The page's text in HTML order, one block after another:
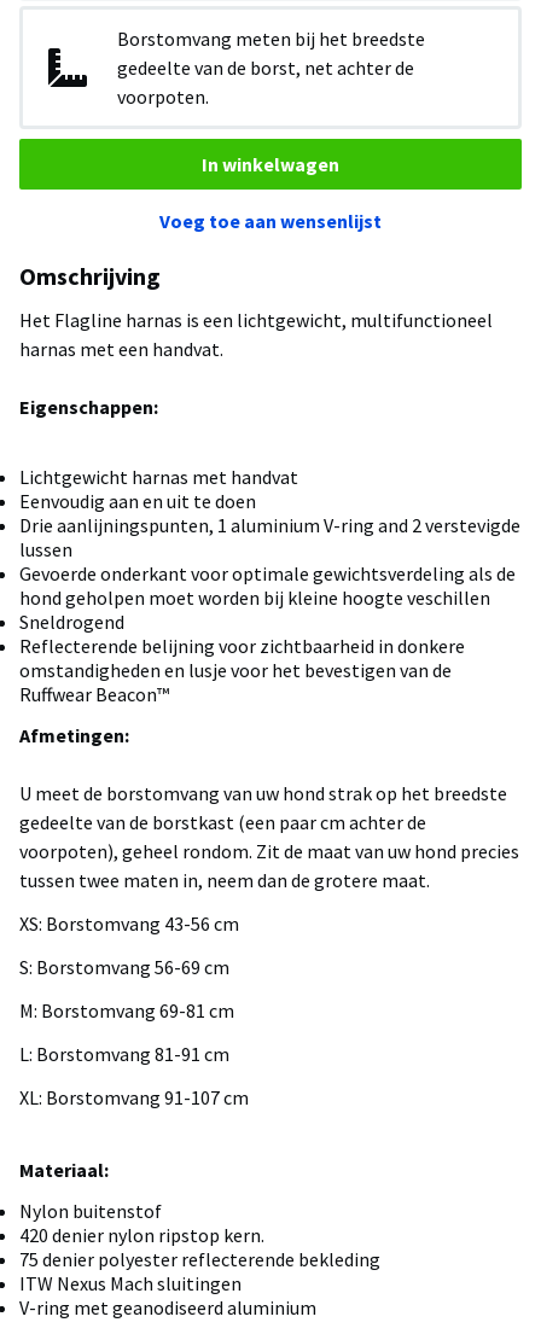
Borstomvang meten bij het breedste
gedeelte van de borst, net achter de
voorpoten.
In winkelwagen
Voeg toe aan wensenlijst
Omschrijving
Het Flagline harnas is een lichtgewicht, multifunctioneel
harnas met een handvat.
Eigenschappen:
Lichtgewicht harnas met handvat
Eenvoudig aan en uit te doen
Drie aanlijningspunten, 1 aluminium V-ring and 2 verstevigde
lussen
Gevoerde onderkant voor optimale gewichtsverdeling als de
hond geholpen moet worden bij kleine hoogte veschillen
Sneldrogend
Reflecterende belijning voor zichtbaarheid in donkere
omstandigheden en lusje voor het bevestigen van de
Ruffwear Beacon™
Afmetingen:
U meet de borstomvang van uw hond strak op het breedste
gedeelte van de borstkast (een paar cm achter de
voorpoten), geheel rondom. Zit de maat van uw hond precies
tussen twee maten in, neem dan de grotere maat.
XS: Borstomvang 43-56 cm
S: Borstomvang 56-69 cm
M: Borstomvang 69-81 cm
L: Borstomvang 81-91 cm
XL: Borstomvang 91-107 cm
Materiaal:
Nylon buitenstof
420 denier nylon ripstop kern.
75 denier polyester reflecterende bekleding
ITW Nexus Mach sluitingen
V-ring met geanodiseerd aluminium